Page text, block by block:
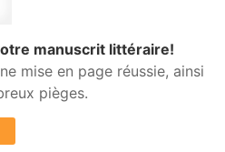
manuscrit littéraire!
mise en page réussie, ainsi
pièges.